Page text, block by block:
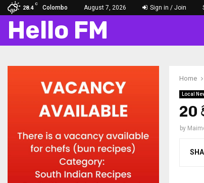
28.4
C
Colombo August 7, 2026 Sign in / Join
Hello FM
Home
Local
by